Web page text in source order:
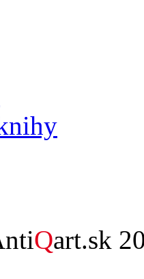
Qart.sk